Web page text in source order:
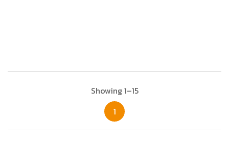
Showing 1–15
1